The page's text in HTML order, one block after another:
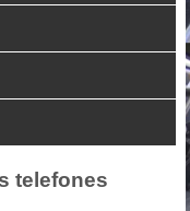
telefones